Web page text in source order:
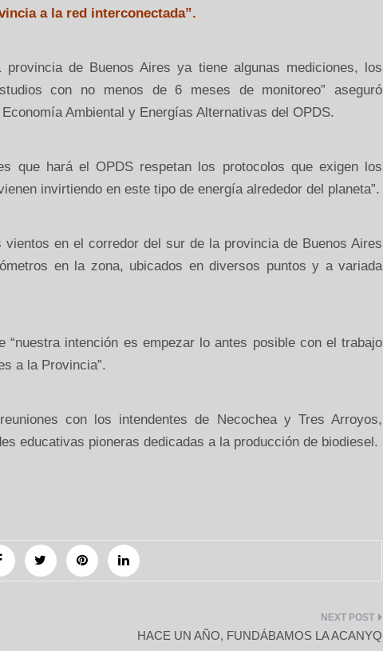
a la red interconectada”.
de Buenos Aires ya tiene algunas mediciones, los
con no menos de 6 meses de monitoreo” aseguró
Ambiental y Energías Alternativas del OPDS.
que hará el OPDS respetan los protocolos que exigen los
invirtiendo en este tipo de energía alrededor del planeta”.
en el corredor del sur de la provincia de Buenos Aires
en la zona, ubicados en diversos puntos y a variada
“nuestra intención es empezar lo antes posible con el trabajo
a la Provincia”.
con los intendentes de Necochea y Tres Arroyos,
educativas pioneras dedicadas a la producción de biodiesel.
HACE UN AÑO, FUNDÁBAMOS LA ACANYQ